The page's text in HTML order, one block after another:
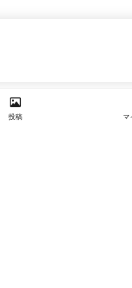
投稿 マ